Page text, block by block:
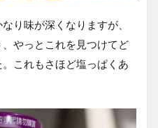
り味が深くなりますが、
やっとこれを見つけてど
これもさほど塩っぱくあ